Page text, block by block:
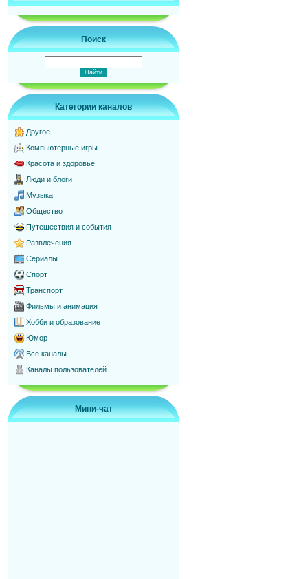
Поиск
Категории каналов
Другое
Компьютерные игры
Красота и здоровье
Люди и блоги
Музыка
Общество
Путешествия и события
Развлечения
Сериалы
Спорт
Транспорт
Фильмы и анимация
Хобби и образование
Юмор
Все каналы
Каналы пользователей
Мини-чат